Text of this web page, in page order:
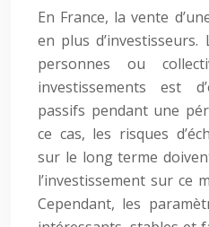
En France, la vente
en plus d’investisseurs.
personnes ou
investissements est
passifs pendant une
ce cas, les risques
sur le long terme
l’investissement sur ce
Cependant, les